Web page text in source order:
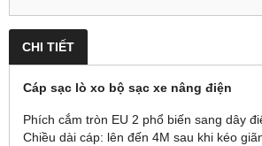
CHI TIẾT
Cáp sạc lò xo bộ sạc xe nâng điện
Phích cắm tròn EU 2 phổ biến sang dây
Chiều dài cáp: lên đến 4M sau khi kéo